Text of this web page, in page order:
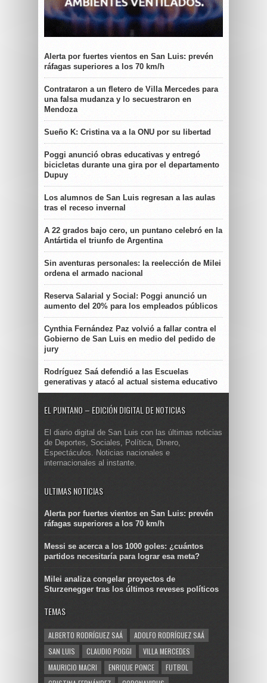
Alerta por fuertes vientos en San Luis: prevén
ráfagas superiores a los 70 km/h
Contrataron a un fletero de Villa Mercedes para
una falsa mudanza y lo secuestraron en
Mendoza
Sueño K: Cristina va a la ONU por su libertad
Poggi anunció obras educativas y entregó
bicicletas durante una gira por el departamento
Dupuy
Los alumnos de San Luis regresan a las aulas
tras el receso invernal
A 22 grados bajo cero, un puntano celebró en la
Antártida el triunfo de Argentina
Sin aventuras personales: la reelección de Milei
ordena el armado nacional
Reserva Salarial y Social: Poggi anunció un
aumento del 20% para los empleados públicos
Cynthia Fernández Paz volvió a fallar contra el
Gobierno de San Luis en medio del pedido de
jury
Rodríguez Saá defendió a las Escuelas
generativas y atacó al actual sistema educativo
EL PUNTANO – EDICIÓN DIGITAL DE NOTICIAS
El diario digital de San Luis con las últimas noticias
de Deportes, Sociales, Política, Dinero,
Espectáculos. Noticias nacionales e
internacionales al instante.
ULTIMAS NOTICIAS
Alerta por fuertes vientos en San Luis: prevén
ráfagas superiores a los 70 km/h
Messi se acerca a los 1000 goles: ¿cuántos
partidos necesitaría para lograr esa meta?
Milei analiza congelar proyectos de
Sturzenegger tras los últimos reveses políticos
TEMAS
ALBERTO RODRÍGUEZ SAÁ
ADOLFO RODRÍGUEZ SAÁ
SAN LUIS
CLAUDIO POGGI
VILLA MERCEDES
MAURICIO MACRI
ENRIQUE PONCE
FUTBOL